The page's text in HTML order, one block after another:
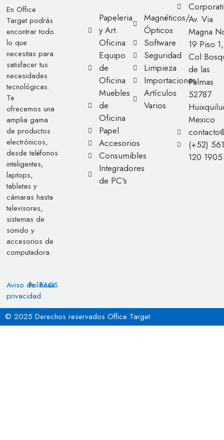
En Office
Target podrás
encontrar todo
lo que
necesitas para
satisfacer tus
necesidades
tecnológicas.
Te
ofrecemos una
amplia gama
de productos
electrónicos,
desde teléfonos
inteligentes,
laptops,
tabletas y
cámaras hasta
televisores,
sistemas de
sonido y
accesorios de
computadora.
Aviso de
privacidad
Políticas
FAQS
Papeleria
y Art.
Oficina
Equipo
de
Oficina
Muebles
de
Oficina
Papel
Accesorios
Consumibles
Integradores
de PC's
Magnéticos/
Ópticos
Software
Seguridad
Limpieza
Importaciones
Artículos
Varios
Av. Via
Magna
19 Piso 1,
Col
de las
Palmas
52787
Mexico
(+52) 561
120 1905
© 2025 Derechos reservados Office Target